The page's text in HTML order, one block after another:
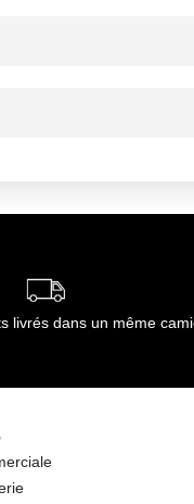
D-mannitol (GPM).
compléments
de Transgourmet
livrés dans un même